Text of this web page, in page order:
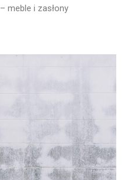
– meble i zasłony